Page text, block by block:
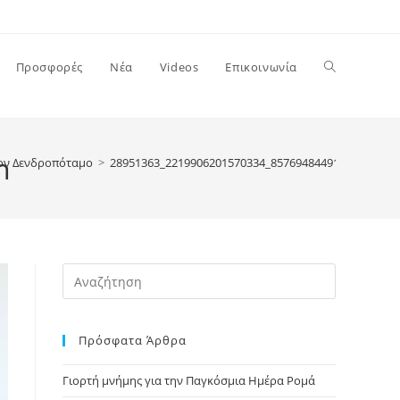
Προσφορές Νέα Videos Επικοινωνία Toggle
Δενδροπόταμο >
Escape
Πρόσφατα Άρθρα
Γιορτή μνήμης για την Παγκόσμια Ημέρα Ρομά